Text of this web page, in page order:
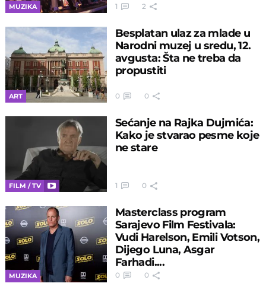
MUZIKA 1 2
ART
Besplatan ulaz za mlade u
Narodni muzej u sredu, 12.
avgusta: Šta ne treba da
propustiti
0 0
FILM / TV
Sećanje na Rajka Dujmića:
Kako je stvarao pesme koje
ne stare
1 0
MUZIKA
Masterclass program
Sarajevo Film Festivala:
Vudi Harelson, Emili Votson,
Dijego Luna, Asgar
Farhadi....
0 0